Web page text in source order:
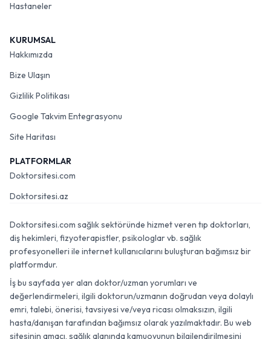
Hastaneler
KURUMSAL
Hakkımızda
Bize Ulaşın
Gizlilik Politikası
Google Takvim Entegrasyonu
Site Haritası
PLATFORMLAR
Doktorsitesi.com
Doktorsitesi.az
Doktorsitesi.com sağlık sektöründe hizmet veren tıp doktorları,
diş hekimleri, fizyoterapistler, psikologlar vb. sağlık
profesyonelleri ile internet kullanıcılarını buluşturan bağımsız bir
platformdur.
İş bu sayfada yer alan doktor/uzman yorumları ve
değerlendirmeleri, ilgili doktorun/uzmanın doğrudan veya dolaylı
emri, talebi, önerisi, tavsiyesi ve/veya ricası olmaksızın, ilgili
hasta/danışan tarafından bağımsız olarak yazılmaktadır. Bu web
sitesinin amacı, sağlık alanında kamuoyunun bilgilendirilmesini